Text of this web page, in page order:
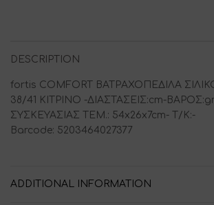
DESCRIPTION
fortis COMFORT ΒΑΤΡΑΧΟΠΕΔΙΛΑ
38/41 ΚΙΤΡΙΝΟ -ΔΙΑΣΤΑΣΕΙΣ:cm-
ΣΥΣΚΕΥΑΣΙΑΣ ΤΕΜ.: 54x26x7cm- T/K:-
Barcode: 5203464027377
ADDITIONAL INFORMATION